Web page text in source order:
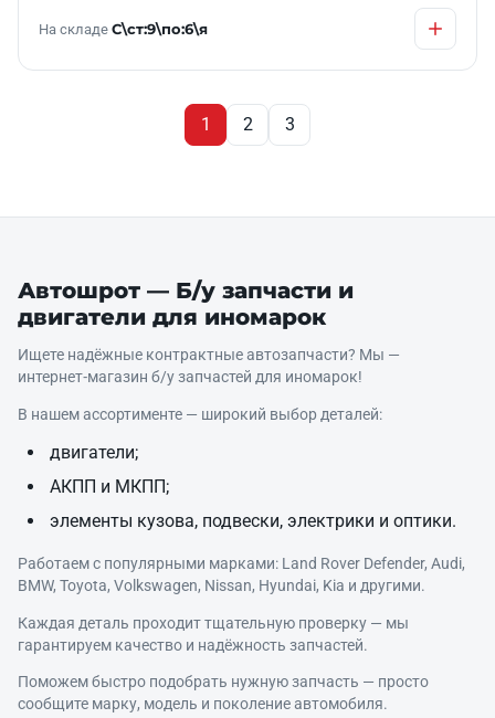
На складе С\ст:9\по:6\я
1 2 3
Автошрот — Б/у запчасти и
двигатели для иномарок
Ищете надёжные контрактные автозапчасти? Мы —
интернет‑магазин б/у запчастей для иномарок!
В нашем ассортименте — широкий выбор деталей:
двигатели;
АКПП и МКПП;
элементы кузова, подвески, электрики и оптики.
Работаем с популярными марками: Land Rover Defender, Audi,
BMW, Toyota, Volkswagen, Nissan, Hyundai, Kia и другими.
Каждая деталь проходит тщательную проверку — мы
гарантируем качество и надёжность запчастей.
Поможем быстро подобрать нужную запчасть — просто
сообщите марку, модель и поколение автомобиля.